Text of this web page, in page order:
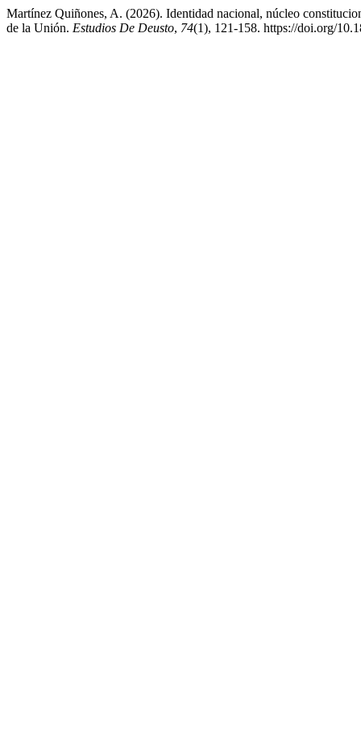
Martínez Quiñones, A. (2026). Identidad nacional, núcleo
de la Unión. Estudios De Deusto, 74(1), 121-158. https://doi.org/